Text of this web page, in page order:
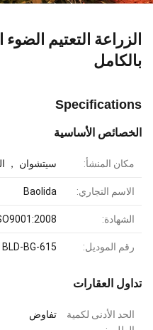
الزراعة التعتيم
بالكامل
Specifications
الخصائص الأساسية
مكان المنشأ: سيتشوان ，
الاسم التجاري: Baolida
الشهادة:
رقم الموديل: BLD-BG-615
تداول العقارات
الحد الأدنى لكمية
تفاوض